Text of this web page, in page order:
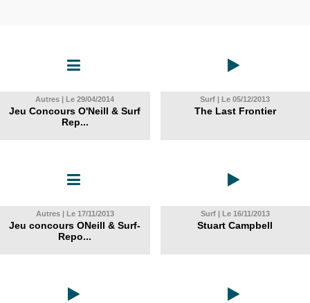
Autres | Le 29/04/2014
Jeu Concours O'Neill & Surf
Rep...
Surf | Le 05/12/2013
The Last Frontier
Autres | Le 17/11/2013
Jeu concours ONeill & Surf-
Repo...
Surf | Le 16/11/2013
Stuart Campbell